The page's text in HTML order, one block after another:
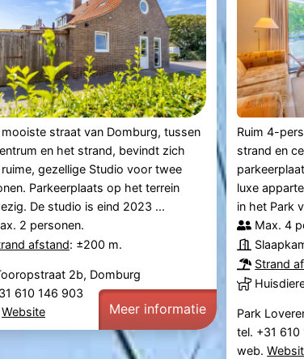
mooiste straat van Domburg, tussen
en het strand, bevindt zich
gezellige Studio voor twee
Parkeerplaats op het terrein
De studio is eind 2023 ...
2 personen.
afstand: ±200 m.
2b, Domburg
610 146 903
Website Meer informatie
Ruim 4-
strand en
luxe
in het Park
Max. 4
Strand
Park
tel. +31 610
web.